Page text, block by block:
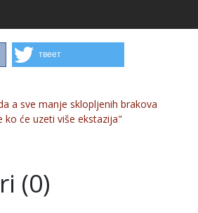
твеет
a sve manje sklopljenih brakova
ko će uzeti više ekstazija"
(0)